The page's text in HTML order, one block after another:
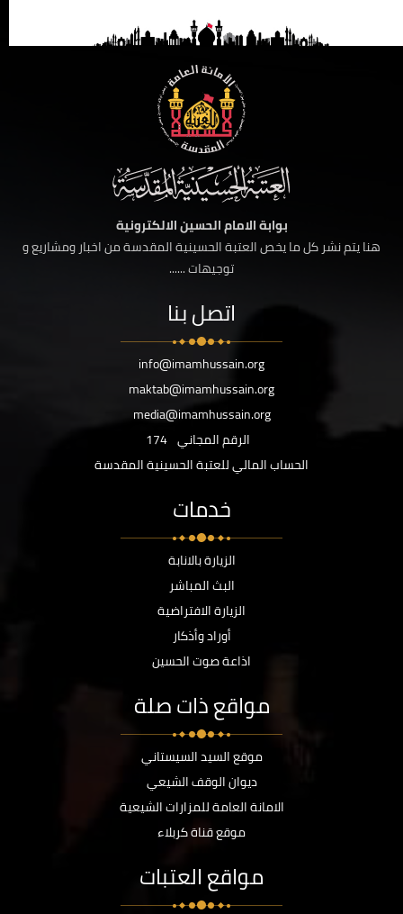
بوابة الامام الحسين الالكترونية
هنا يتم نشر كل ما يخص العتبة الحسينية المقدسة من اخبار ومشاريع و
توجيهات ......
اتصل بنا
info@imamhussain.org
maktab@imamhussain.org
media@imamhussain.org
الرقم المجاني 174
الحساب المالي للعتبة الحسينية المقدسة
خدمات
الزيارة بالانابة
البث المباشر
الزيارة الافتراضية
أوراد وأذكار
اذاعة صوت الحسين
مواقع ذات صلة
موقع السيد السيستاني
ديوان الوقف الشيعي
الامانة العامة للمزارات الشيعية
موقع قناة كربلاء
مواقع العتبات